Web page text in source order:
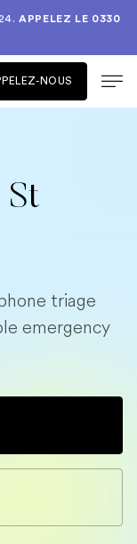
24.APPELEZ LE 0330
NOUS
St
triage
emergency